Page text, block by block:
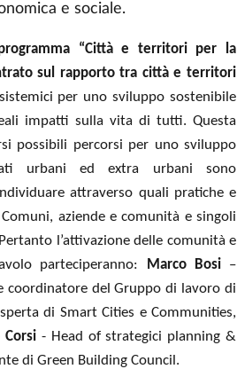
e sociale.
“Città e territori per la
sul rapporto tra città e territori
per uno sviluppo sostenibile
impatti sulla vita di tutti. Questa
possibili percorsi per uno sviluppo
urbani ed extra urbani sono
attraverso quali pratiche e
aziende e comunità e singoli
l’attivazione delle comunità e
parteciperanno:
Marco Bosi–
coordinatore del Gruppo di lavoro di
di Smart Cities e Communities,
Corsi - Head of strategici planning &
di Green Building Council.